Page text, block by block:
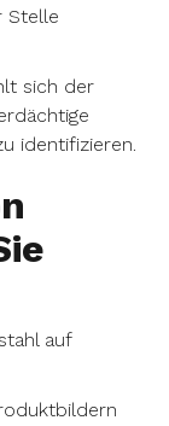
Stelle
sich der
identifizieren.
auf